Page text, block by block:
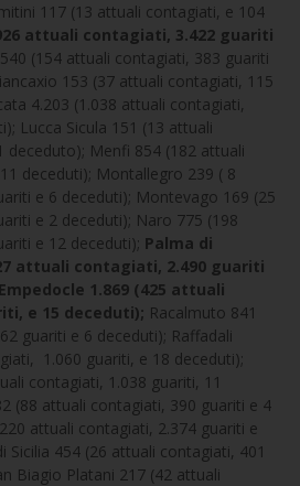
117 (13 attuali contagiati, e 104
attuali contagiati, 3.422 guariti
(154 attuali contagiati, 383 guariti
153 (37 attuali contagiati, 115
4.203 (1.038 attuali contagiati,
Lucca Sicula 151 (13 attuali
Menfi 854 (182 attuali
deceduti); Montallegro 239 ( 8
e 6 deceduti); Montevago 169 (25
e 2 deceduti); Naro 775 (198
e 12 deceduti); Palma di
attuali contagiati, 2.490 guariti
1.869 (425 attuali
e 15 deceduti); Racalmuto 841
guariti e 6 deceduti); Raffadali
1.060 guariti, e 18 deceduti);
contagiati, 1.038 guariti, 11
(88 attuali contagiati, 390 guariti e 4
attuali contagiati, 2.374 guariti e
Sicilia 454 (26 attuali contagiati, 401
Biagio Platani 217 (42 attuali